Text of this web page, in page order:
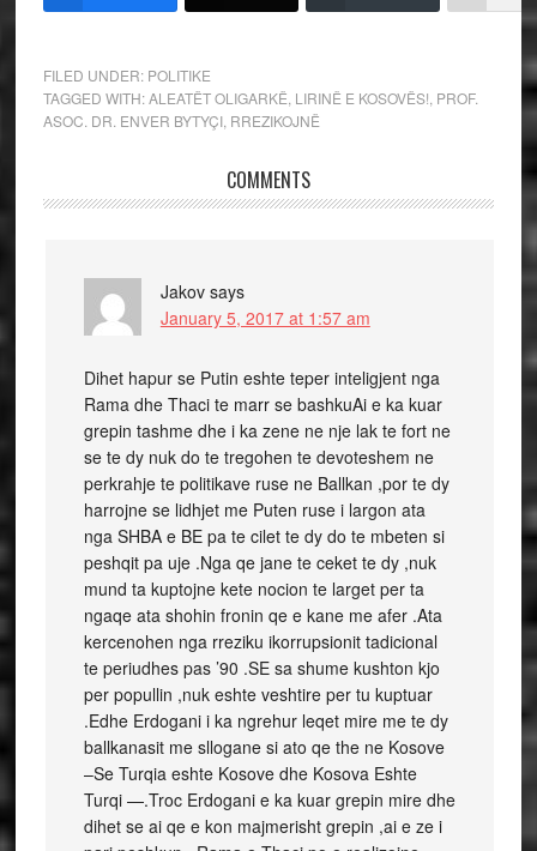
FILED UNDER: POLITIKE
TAGGED WITH:ALEATËT OLIGARKË LIRINË E KOSOVËS! PROF.
ASOC. DR. ENVER BYTYÇI, RREZIKOJNË
COMMENTS
Jakov says
January 5, 2017 at 1:57 am
Dihet hapur se Putin eshte teper inteligjent nga
Rama dhe Thaci te marr se bashkuAi e ka kuar
grepin tashme dhe i ka zene ne nje lak te fort ne
se te dy nuk do te tregohen te devoteshem ne
perkrahje te politikave ruse ne Ballkan ,por te dy
harrojne se lidhjet me Puten ruse i largon ata
nga SHBA e BE pa te cilet te dy do te mbeten si
peshqit pa uje .Nga qe jane te ceket te dy ,nuk
mund ta kuptojne kete nocion te larget per ta
ngaqe ata shohin fronin qe e kane me afer .Ata
kercenohen nga rreziku ikorrupsionit tadicional
te periudhes pas ’90 .SE sa shume kushton kjo
per popullin ,nuk eshte veshtire per tu kuptuar
.Edhe Erdogani i ka ngrehur leqet mire me te dy
ballkanasit me sllogane si ato qe the ne Kosove
–Se Turqia eshte Kosove dhe Kosova Eshte
Turqi —.Troc Erdogani e ka kuar grepin mire dhe
dihet se ai qe e kon majmerisht grepin ,ai e ze i